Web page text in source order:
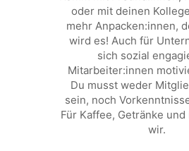
oder mit deinen
mehr Anpacken:innen,
wird es! Auch für
sich sozial
Mitarbeiter:innen
Du musst weder
sein, noch
Für Kaffee, Getränke
wir.